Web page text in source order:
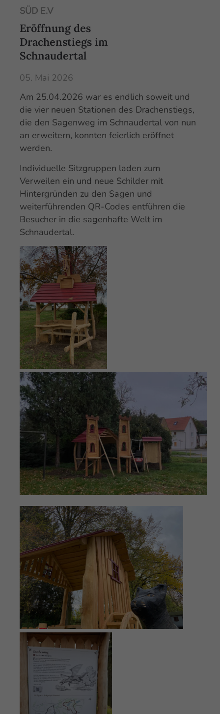
SÜD E.V
Eröffnung des
Drachenstiegs im
Schnaudertal
05. Mai 2026
Am 25.04.2026 war es endlich soweit und
die vier neuen Stationen des Drachenstiegs,
die den Sagenweg im Schnaudertal von nun
an erweitern, konnten feierlich eröffnet
werden.
Individuelle Sitzgruppen laden zum
Verweilen ein und neue Schilder mit
Hintergründen zu den Sagen und
weiterführenden QR-Codes entführen die
Besucher in die sagenhafte Welt im
Schnaudertal.